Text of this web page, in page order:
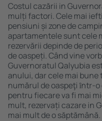
Costul cazării in
mulți factori. Cele mai
pensiuni și zone de
apartamentele sunt cele
rezervării depinde de
de oaspeți. Când vine
Guvernoratul Qalyubia
anului, dar cele mai
numărul de oaspeţi ȋntr-
pentru fiecare va fi mai
mult, rezervați cazare in
mai mult de o săptămână.